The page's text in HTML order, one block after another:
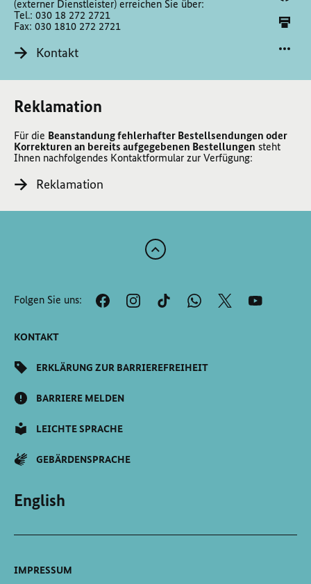
(externer Dienstleister) erreichen Sie über:
Tel.: 030 18 272 2721
Fax: 030 1810 272 2721
Kontakt
Reklamation
Für die Beanstandung fehlerhafter Bestellsendungen oder
Korrekturen an bereits aufgegebenen Bestellungen steht
Ihnen nachfolgendes Kontaktformular zur Verfügung:
Reklamation
Zum
der
Seite
Folgen Sie uns:
KONTAKT
ERKLÄRUNG ZUR BARRIEREFREIHEIT
BARRIERE MELDEN
LEICHTE SPRACHE
GEBÄRDENSPRACHE
English
IMPRESSUM